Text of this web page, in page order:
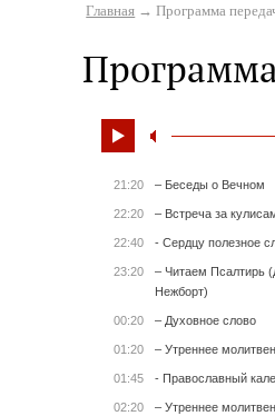
Главная → Программа
21:20 – Беседы о Вечном
22:20 – Встреча за
22:40 - Сердцу полезное
23:20
– Читаем Псалтирь
Нежборт)
00:20 – Духовное слово
01:20 – Утреннее
01:45 - Православный
02:20 – Утреннее